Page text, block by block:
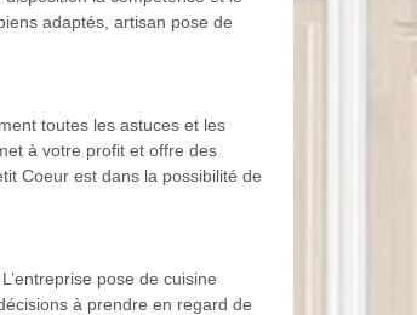
adaptés, artisan pose de
toutes les astuces et les
à votre profit et offre des
Coeur est dans la possibilité de
pose de cuisine
à prendre en regard de